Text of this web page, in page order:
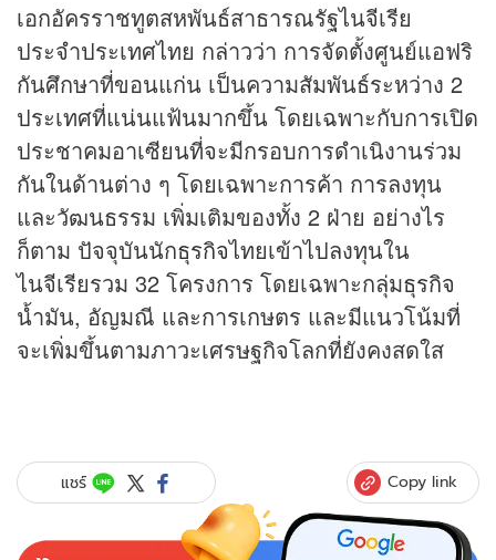
เอกอัครราชทูตสหพันธ์สาธารณรัฐไนจีเรีย
ประจำประเทศไทย กล่าวว่า การจัดตั้งศูนย์แอฟริ
กันศึกษาที่ขอนแก่น เป็นความสัมพันธ์ระหว่าง 2
ประเทศที่แน่นแฟ้นมากขึ้น โดยเฉพาะกับการเปิด
ประชาคมอาเซียนที่จะมีกรอบการดำเนิงานร่วม
กันในด้านต่าง ๆ โดยเฉพาะการค้า การลงทุน
และวัฒนธรรม เพิ่มเติมของทั้ง 2 ฝ่าย อย่างไร
ก็ตาม ปัจจุบันนักธุรกิจไทยเข้าไปลงทุนใน
ไนจีเรียรวม 32 โครงการ โดยเฉพาะกลุ่มธุรกิจ
น้ำมัน, อัญมณี และการเกษตร และมีแนวโน้มที่
จะเพิ่มขึ้นตามภาวะเศรษฐกิจโลกที่ยังคงสดใส
แชร์ Copy link